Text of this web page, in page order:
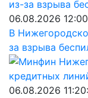
06.08.2026
В
за взрыва
06.08.2026